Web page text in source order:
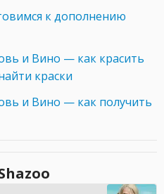
к дополнению
и Вино — как красить
краски
и Вино — как получить